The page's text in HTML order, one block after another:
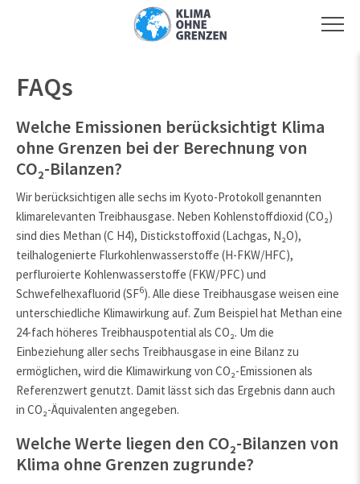
FAQs
Welche Emissionen berücksichtigt Klima
ohne Grenzen bei der Berechnung von
CO₂-Bilanzen?
Wir berücksichtigen alle sechs im Kyoto-Protokoll genannten
klimarelevanten Treibhausgase. Neben Kohlenstoffdioxid (CO₂)
sind dies Methan (C H4), Distickstoffoxid (Lachgas, N₂O),
teilhalogenierte Flurkohlenwasserstoffe (H-FKW/HFC),
perfluroierte Kohlenwasserstoffe (FKW/PFC) und
Schwefelhexafluorid (SF6). Alle diese Treibhausgase weisen eine
unterschiedliche Klimawirkung auf. Zum Beispiel hat Methan eine
24-fach höheres Treibhauspotential als CO₂. Um die
Einbeziehung aller sechs Treibhausgase in eine Bilanz zu
ermöglichen, wird die Klimawirkung von CO₂-Emissionen als
Referenzwert genutzt. Damit lässt sich das Ergebnis dann auch
in CO₂-Äquivalenten angegeben.
Welche Werte liegen den CO₂-Bilanzen von
Klima ohne Grenzen zugrunde?